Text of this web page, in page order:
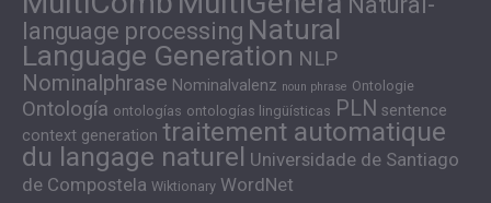
language processing Natural
Language Generation NLP
Nominalphrase Nominalvalenz noun phrase Ontologie
Ontología ontologías ontologías lingüísticas PLN sentence
context generation traitement automatique
du langage naturel Universidade de Santiago
de Compostela Wiktionary WordNet